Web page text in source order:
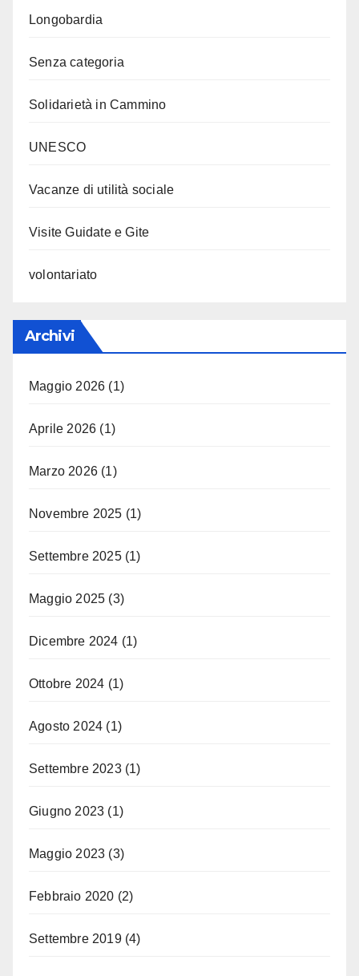
Longobardia
Senza categoria
Solidarietà in Cammino
UNESCO
Vacanze di utilità sociale
Visite Guidate e Gite
volontariato
Archivi
Maggio 2026 (1)
Aprile 2026 (1)
Marzo 2026 (1)
Novembre 2025 (1)
Settembre 2025(1)
Maggio 2025 (3)
Dicembre 2024 (1)
Ottobre 2024 (1)
Agosto 2024 (1)
Settembre 2023(1)
Giugno 2023 (1)
Maggio 2023 (3)
Febbraio 2020 (2)
Settembre 2019(4)